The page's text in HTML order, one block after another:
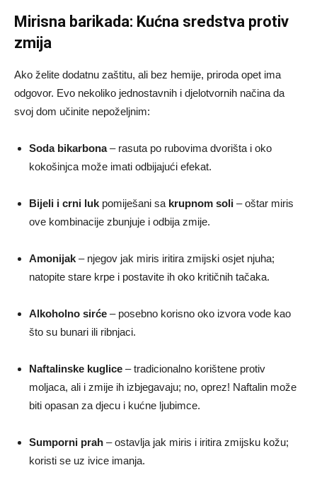
Mirisna barikada: Kućna sredstva protiv
zmija
Ako želite dodatnu zaštitu, ali bez hemije, priroda opet ima
odgovor. Evo nekoliko jednostavnih i djelotvornih načina da
svoj dom učinite nepoželjnim:
Soda bikarbona– rasuta po rubovima dvorišta i oko
kokošinjca može imati odbijajući efekat.
Bijeli i crni luk pomiješani sa krupnom soli – oštar miris
ove kombinacije zbunjuje i odbija zmije.
Amonijak – njegov jak miris iritira zmijski osjet njuha;
natopite stare krpe i postavite ih oko kritičnih tačaka.
Alkoholno sirće – posebno korisno oko izvora vode kao
što su bunari ili ribnjaci.
Naftalinske kuglice – tradicionalno korištene protiv
moljaca, ali i zmije ih izbjegavaju; no, oprez! Naftalin može
biti opasan za djecu i kućne ljubimce.
Sumporni prah – ostavlja jak miris i iritira zmijsku kožu;
koristi se uz ivice imanja.